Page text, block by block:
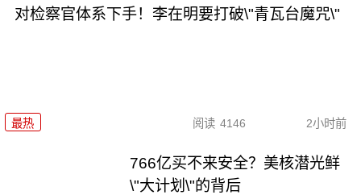
对检察官体系下手！李在明要打破\"青瓦台魔咒\"
最热 阅读 4146 2小时前
766亿买不来安全？美核潜光鲜
\"大计划\"的背后